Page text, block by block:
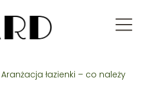
Aranżacja łazienki – co należy